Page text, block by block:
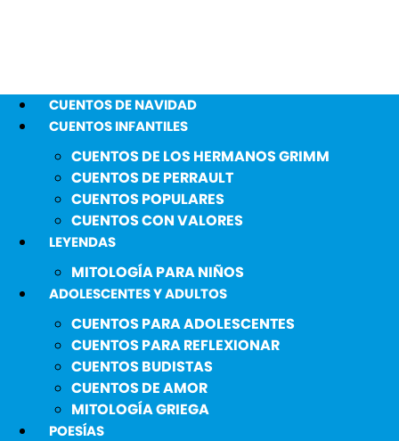
CUENTOS DE NAVIDAD
CUENTOS INFANTILES
CUENTOS DE LOS HERMANOS GRIMM
CUENTOS DE PERRAULT
CUENTOS POPULARES
CUENTOS CON VALORES
LEYENDAS
MITOLOGÍA PARA NIÑOS
ADOLESCENTES Y ADULTOS
CUENTOS PARA ADOLESCENTES
CUENTOS PARA REFLEXIONAR
CUENTOS BUDISTAS
CUENTOS DE AMOR
MITOLOGÍA GRIEGA
POESÍAS